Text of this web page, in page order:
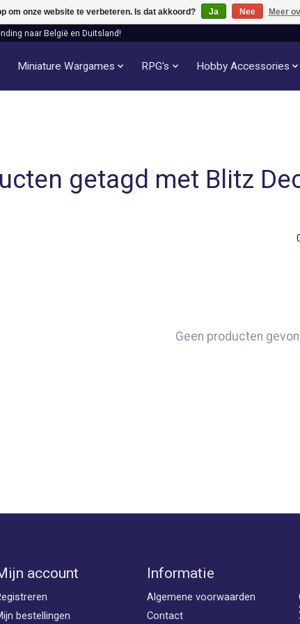
naar België en Duitsland!
Miniature Wargames RPG's Hobby Accessories
getagd met Blitz
Geen producten
account
bestellingen
Informatie
Algemene voorwaarden
Contact
om onze website te verbeteren. Is dat akkoord? Ja Nee Meer